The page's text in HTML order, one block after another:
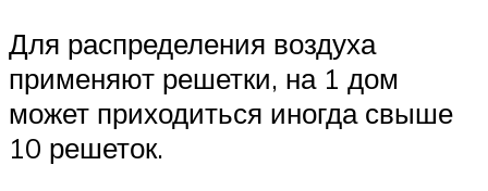
Для распределения воздуха
применяют решетки, на 1 дом
может приходиться иногда свыше
10 решеток.